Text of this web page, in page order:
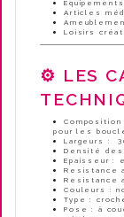
Articles
Loisirs
⚙️ LES
pour les
Largeurs :
Densité
Epaisseur :
Resistance
Resistance
Couleurs :
Type :
Pose : à